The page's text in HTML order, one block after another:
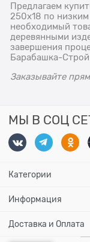
Предлагаем
250х18 по
необходимый
деревянными
завершения
Барабашка-Строй
Заказывайте
МЫ В СОЦ
Категории
Информация
Доставка и Оплата